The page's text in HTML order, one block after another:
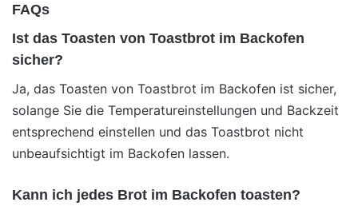
FAQs
Ist das Toasten von Toastbrot im Backofen
sicher?
Ja, das Toasten von Toastbrot im Backofen ist sicher,
solange Sie die Temperatureinstellungen und Backzeit
entsprechend einstellen und das Toastbrot nicht
unbeaufsichtigt im Backofen lassen.
Kann ich jedes Brot im Backofen toasten?